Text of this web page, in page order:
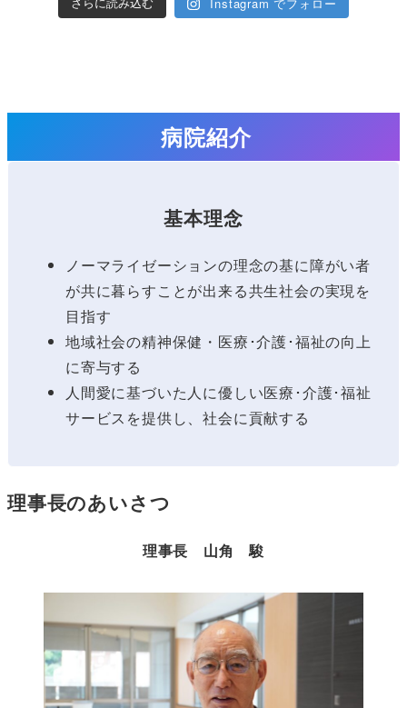
さらに読み込む
病院紹介
基本理念
ノーマライゼーションの理念の基に障がい者
が共に暮らすことが出来る共生社会の実現を
目指す
地域社会の精神保健・医療･介護･福祉の向上
に寄与する
人間愛に基づいた人に優しい医療･介護･福祉
サービスを提供し、社会に貢献する
理事長のあいさつ
理事長 山角 駿